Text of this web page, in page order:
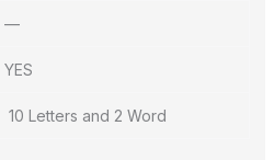
—
YES
10 Letters and 2 Word